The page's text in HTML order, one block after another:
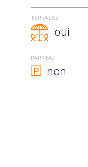
TERRASSE
oui
PARKING
non